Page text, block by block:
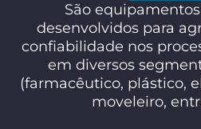
São
desenvolvidos para
confiabilidade nos
em diversos
(farmacêutico, plástico,
moveleiro,